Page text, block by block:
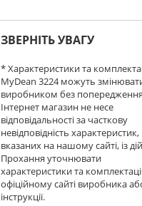
ЗВЕРНІТЬ УВАГУ
* Характеристики та
MyDean 3224 можуть
виробником без
Інтернет магазин не несе
відповідальності за часткову
невідповідність характеристик,
вказаних на нашому сайті, із
Прохання уточнювати
характеристики та
офіційному сайті виробника
інструкції.